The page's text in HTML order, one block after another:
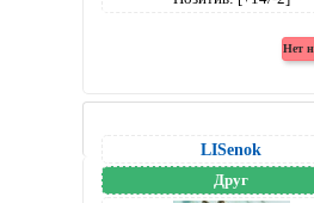
LISenok
Друг